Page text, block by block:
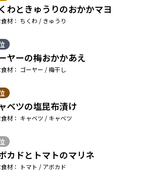
わときゅうりのおかかマヨ
材： ちくわ / きゅうり
ヤーの梅おかかあえ
材： ゴーヤー / 梅干し
ベツの塩昆布漬け
材： キャベツ / キャベツ
カドとトマトのマリネ
材： トマト / アボカド